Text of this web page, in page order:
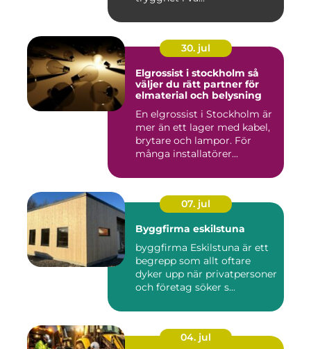
30. jul
Elgrossist i stockholm så
väljer du rätt partner för
elmaterial och belysning
En elgrossist i Stockholm är
mer än ett lager med kabel,
brytare och lampor. För
många installatörer...
07. jul
Byggfirma eskilstuna
byggfirma Eskilstuna är ett
begrepp som allt oftare
dyker upp när privatpersoner
och företag söker s...
04. jul